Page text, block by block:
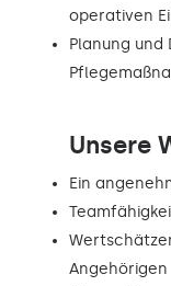
operativen
Planung und
Unsere
Ein
Angehörigen